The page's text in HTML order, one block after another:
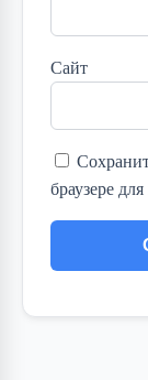
Сайт
браузере